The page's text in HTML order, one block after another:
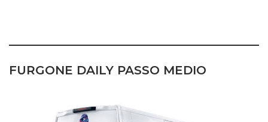
FURGONE DAILY PASSO MEDIO